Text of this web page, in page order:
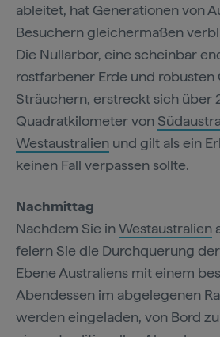
ableitet, hat Generationen von
Besuchern gleichermaßen
Die Nullarbor, eine scheinbar
rostfarbener Erde und robusten
Sträuchern, erstreckt sich über
Quadratkilometer von
Westaustralien und gilt als ein
keinen Fall verpassen sollte.
Nachmittag
Nachdem Sie inWestaustralien
feiern Sie die Durchquerung
Ebene Australiens mit einem
Abendessen im abgelegenen
werden eingeladen, von Bord